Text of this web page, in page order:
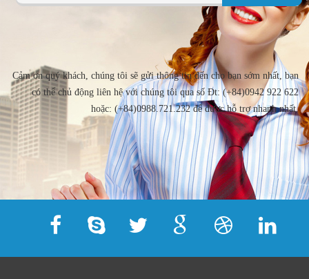
Cảm ơn quý khách, chúng tôi sẽ gửi thông tin đến cho bạn sớm nhất, bạn
có thể chủ động liên hệ với chúng tôi qua số Đt: (+84)0942 922 622
hoặc: (+84)0988.721.232 để được hỗ trợ nhanh nhất.